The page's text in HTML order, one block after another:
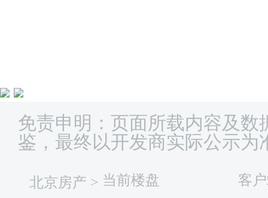
免责申明：页面所载内容及数
鉴，最终以开发商实际公示为
北京房产 > 当前楼盘 客